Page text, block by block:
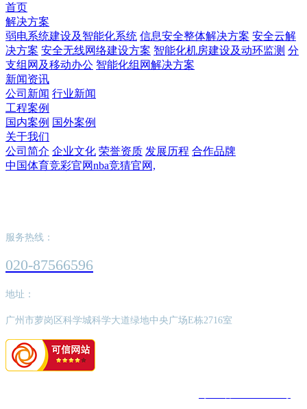
首页
解决方案
弱电系统建设及智能化系统 信息安全整体解决方案 安全云解
决方案 安全无线网络建设方案 智能化机房建设及动环监测 分
支组网及移动办公 智能化组网解决方案
新闻资讯
公司新闻 行业新闻
工程案例
国内案例 国外案例
关于我们
公司简介 企业文化 荣誉资质 发展历程 合作品牌
中国体育竞彩官网nba竞猜官网,
服务热线：
020-87566596
地址：
广州市萝岗区科学城科学大道绿地中央广场E栋2716室